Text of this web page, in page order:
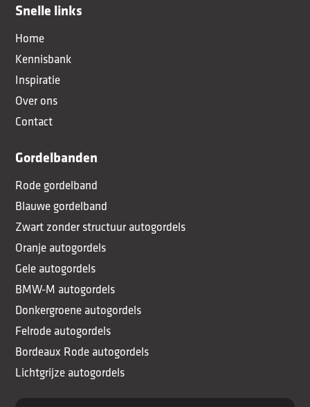
Snelle links
Home
Kennisbank
Inspiratie
Over ons
Contact
Gordelbanden
Rode gordelband
Blauwe gordelband
Zwart zonder structuur autogordels
Oranje autogordels
Gele autogordels
BMW-M autogordels
Donkergroene autogordels
Felrode autogordels
Bordeaux Rode autogordels
Lichtgrijze autogordels